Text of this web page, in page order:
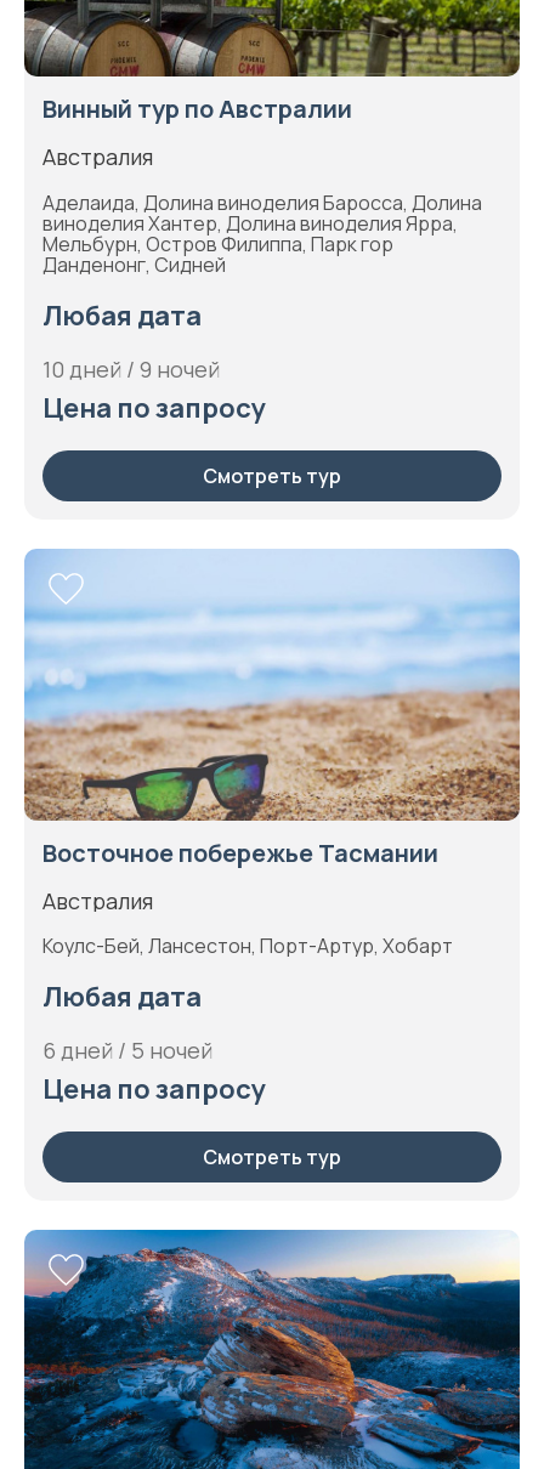
Винный тур по Австралии
Австралия
Аделаида, Долина виноделия Баросса, Долина
виноделия Хантер, Долина виноделия Ярра,
Мельбурн, Остров Филиппа, Парк гор
Данденонг, Сидней
Любая дата
10 дней / 9 ночей
Цена по запросу
Смотреть тур
Восточное побережье Тасмании
Австралия
Коулс-Бей, Лансестон, Порт-Артур, Хобарт
Любая дата
6 дней / 5 ночей
Цена по запросу
Смотреть тур